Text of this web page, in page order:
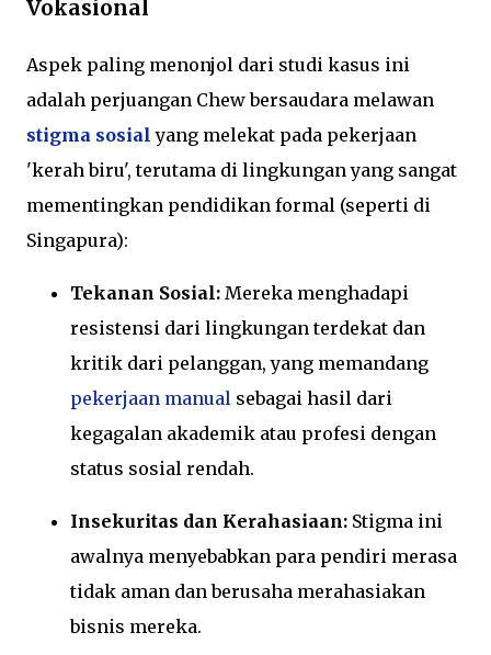
Vokasional
Aspek paling menonjol dari studi kasus ini
adalah perjuangan Chew bersaudara melawan
stigma sosial yang melekat pada pekerjaan
'kerah biru', terutama di lingkungan yang sangat
mementingkan pendidikan formal (seperti di
Singapura):
Tekanan Sosial: Mereka menghadapi
resistensi dari lingkungan terdekat dan
kritik dari pelanggan, yang memandang
pekerjaan manual sebagai hasil dari
kegagalan akademik atau profesi dengan
status sosial rendah.
Insekuritas dan Kerahasiaan: Stigma ini
awalnya menyebabkan para pendiri merasa
tidak aman dan berusaha merahasiakan
bisnis mereka.